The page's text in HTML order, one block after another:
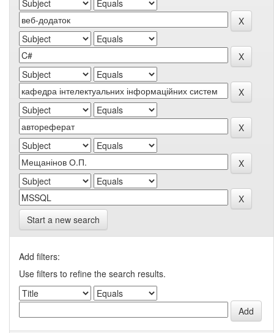
Start a new search
Add filters:
Use filters to refine the search results.